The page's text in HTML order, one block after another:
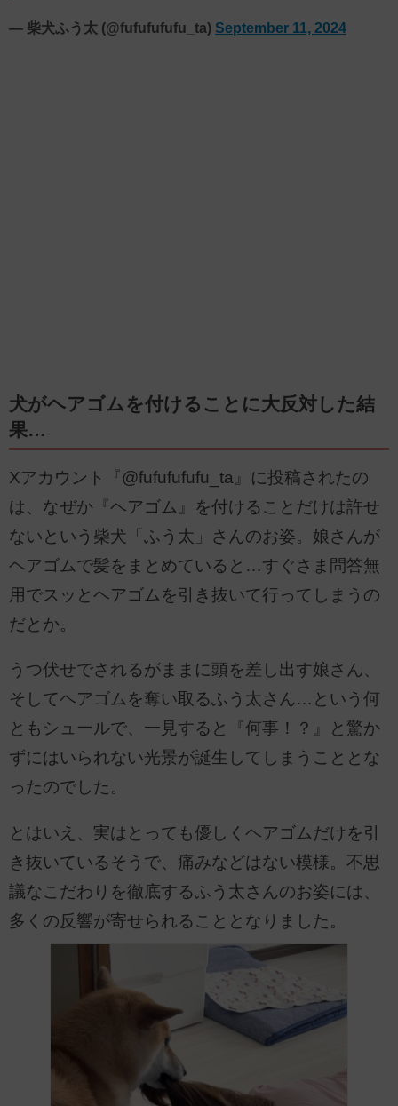
— 柴犬ふう太 (@fufufufufu_ta) September 11, 2024
犬がヘアゴムを付けることに大反対した結
果…
Xアカウント『@fufufufufu_ta』に投稿されたの
は、なぜか『ヘアゴム』を付けることだけは許せ
ないという柴犬「ふう太」さんのお姿。娘さんが
ヘアゴムで髪をまとめていると…すぐさま問答無
用でスッとヘアゴムを引き抜いて行ってしまうの
だとか。
うつ伏せでされるがままに頭を差し出す娘さん、
そしてヘアゴムを奪い取るふう太さん…という何
ともシュールで、一見すると『何事！？』と驚か
ずにはいられない光景が誕生してしまうこととな
ったのでした。
とはいえ、実はとっても優しくヘアゴムだけを引
き抜いているそうで、痛みなどはない模様。不思
議なこだわりを徹底するふう太さんのお姿には、
多くの反響が寄せられることとなりました。